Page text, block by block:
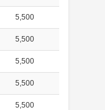
5,500
5,500
5,500
5,500
5,500